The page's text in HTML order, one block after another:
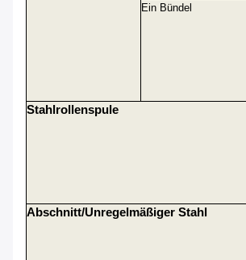
Ein Bündel
Stahlrollenspule
Abschnitt/unregelmäßiger Stahl